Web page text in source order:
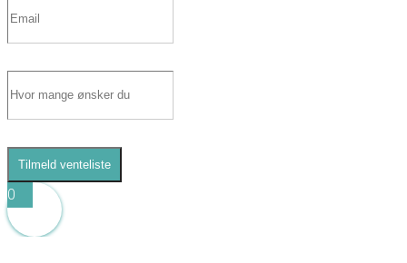
Tilmeld venteliste
0